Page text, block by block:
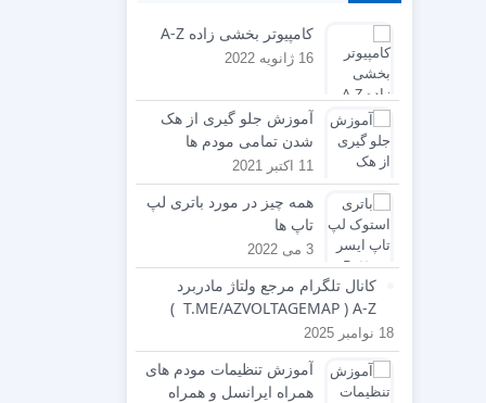
کامپیوتر بخشی زاده A-Z
16 ژانویه 2022
آموزش جلو گیری از هک
شدن تمامی مودم ها
11 اکتبر 2021
همه چیز در مورد باتری لپ
تاپ ها
3 می 2022
کانال تلگرام مرجع ولتاژ مادربرد
T.ME/AZVOLTAGEMAP ) A-Z )
18 نوامبر 2025
آموزش تنظیمات مودم های
همراه ایرانسل و همراه